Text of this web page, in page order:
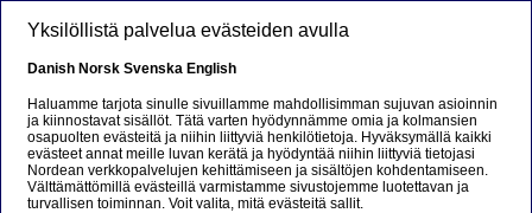
Beklager...
Denne siden findes ikke på norsk
Yksilöllistä palvelua evästeiden avulla
Danish Norsk Svenska English
Haluamme tarjota sinulle sivuillamme mahdollisimman sujuvan asioinnin
ja kiinnostavat sisällöt. Tätä varten hyödynnämme omia ja kolmansien
osapuolten evästeitä ja niihin liittyviä henkilötietoja. Hyväksymällä kaikki
evästeet annat meille luvan kerätä ja hyödyntää niihin liittyviä tietojasi
Nordean verkkopalvelujen kehittämiseen ja sisältöjen kohdentamiseen.
Välttämättömillä evästeillä varmistamme sivustojemme luotettavan ja
turvallisen toiminnan. Voit valita, mitä evästeitä sallit.